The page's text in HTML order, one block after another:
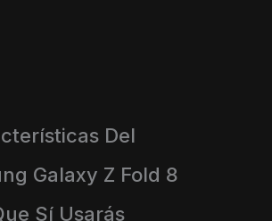
Del
Galaxy Z Fold 8
Sí Usarás